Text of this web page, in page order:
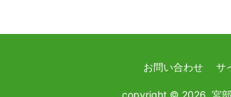
お問い合わせ サ